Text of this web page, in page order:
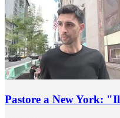
Pastore a New York: